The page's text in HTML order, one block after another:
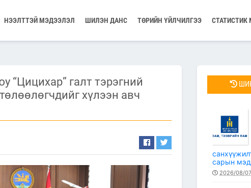
НЭЭЛТТЭЙ МЭДЭЭЛЭЛ ШИЛЭН ДАНС ТӨРИЙН ҮЙЛЧИЛГЭЭ СТАТИСТИК
“Цицихар” галт тэрэгний
хүлээн авч
сарын
2026/08/07